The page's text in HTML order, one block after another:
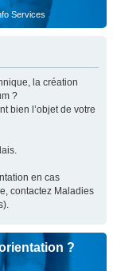
Services
la création
?
bien l’objet de votre
en cas
contactez Maladies
?